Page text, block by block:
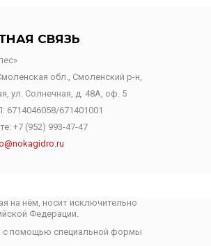
СВЯЗЬ
обл., Смоленский р-н,
ул. Солнечная, д. 48А, оф. 5
671401001
+7 (952) 993-47-47
на нём, носит исключительно
Федерации.
с помощью специальной формы